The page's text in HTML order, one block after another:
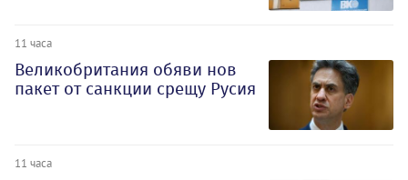
11 часа
Великобритания обяви нов
пакет от санкции срещу Русия
11 часа